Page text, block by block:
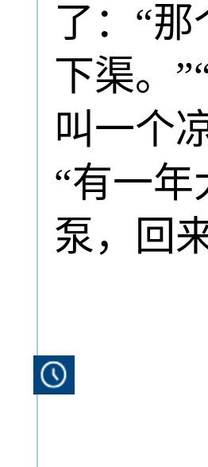
了：“
下渠。
叫一个
“有一
泵，回